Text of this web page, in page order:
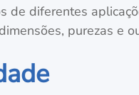
de diferentes
purezas e